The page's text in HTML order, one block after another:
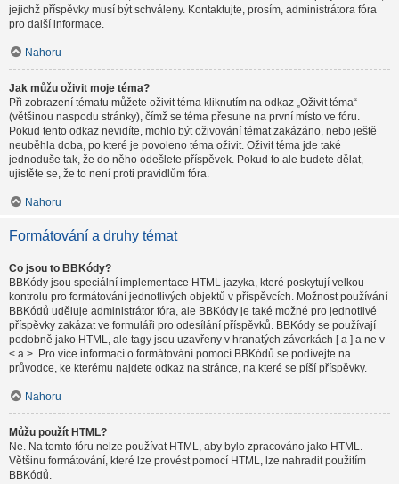
jejichž příspěvky musí být schváleny. Kontaktujte, prosím, administrátora fóra
pro další informace.
Nahoru
Jak můžu oživit moje téma?
Při zobrazení tématu můžete oživit téma kliknutím na odkaz „Oživit téma“
(většinou naspodu stránky), čímž se téma přesune na první místo ve fóru.
Pokud tento odkaz nevidíte, mohlo být oživování témat zakázáno, nebo ještě
neuběhla doba, po které je povoleno téma oživit. Oživit téma jde také
jednoduše tak, že do něho odešlete příspěvek. Pokud to ale budete dělat,
ujistěte se, že to není proti pravidlům fóra.
Nahoru
Formátování a druhy témat
Co jsou to BBKódy?
BBKódy jsou speciální implementace HTML jazyka, které poskytují velkou
kontrolu pro formátování jednotlivých objektů v příspěvcích. Možnost používání
BBKódů uděluje administrátor fóra, ale BBKódy je také možné pro jednotlivé
příspěvky zakázat ve formuláři pro odesílání příspěvků. BBKódy se používají
podobně jako HTML, ale tagy jsou uzavřeny v hranatých závorkách [ a ] a ne v
< a >. Pro více informací o formátování pomocí BBKódů se podívejte na
průvodce, ke kterému najdete odkaz na stránce, na které se píší příspěvky.
Nahoru
Můžu použít HTML?
Ne. Na tomto fóru nelze používat HTML, aby bylo zpracováno jako HTML.
Většinu formátování, které lze provést pomocí HTML, lze nahradit použitím
BBKódů.